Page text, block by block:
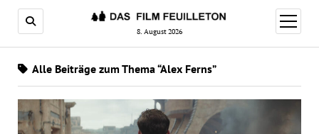
8. August 2026
Menü
öffnen
Alle Beiträge zum Thema “Alex Ferns”